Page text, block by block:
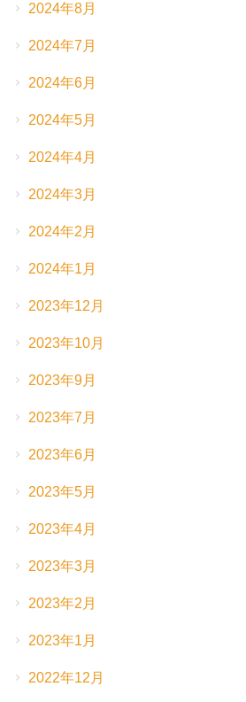
2024年8月
2024年7月
2024年6月
2024年5月
2024年4月
2024年3月
2024年2月
2024年1月
2023年12月
2023年10月
2023年9月
2023年7月
2023年6月
2023年5月
2023年4月
2023年3月
2023年2月
2023年1月
2022年12月